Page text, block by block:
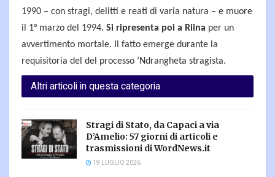
1990 – con stragi, delitti e reati di varia natura – e muore
il 1° marzo del 1994. Si ripresenta poi a Riina per un
avvertimento mortale. Il fatto emerge durante la
requisitoria del del processo ‘Ndrangheta stragista.
Altri articoli in questa categoria
Stragi di Stato, da Capaci a via
D’Amelio: 57 giorni di articoli e
trasmissioni di WordNews.it
19 LUGLIO 2026